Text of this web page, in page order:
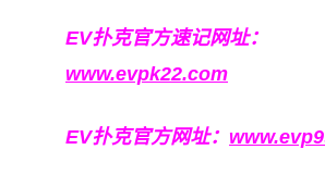
EV扑克官方速记网址：
www.evpk22.com
EV扑克官方网址：